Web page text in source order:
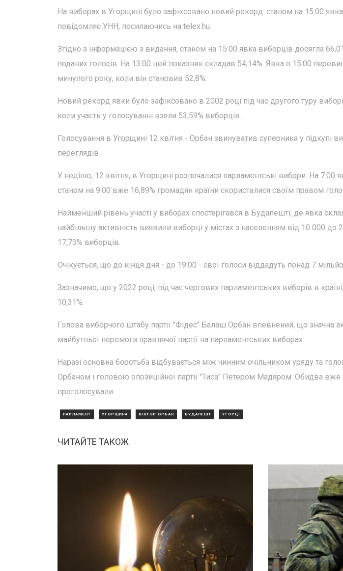
На виборах в Угорщині було зафіксовано новий рекорд: станом на 15:00
повідомляє УНН, посилаючись на telex.hu.
Згідно з інформацією з видання, станом на 15:00 явка виборців досягла
поданих голосів. На 13:00 цей показник складав 54,14%. Явка о 15:00
минулого року, коли він становив 52,8%.
Новий рекорд явки було зафіксовано в 2002 році під час другого туру
коли участь у голосуванні взяли 53,59% виборців.
Голосування в Угорщині 12 квітня - Орбан звинуватив суперника у підкупі
переглядiв
У неділю, 12 квітня, в Угорщині розпочалися парламентські вибори. На 7:00
станом на 9:00 вже 16,89% громадян країни скористалися своїм правом
Найменший рівень участі у виборах спостерігався в Будапешті, де явка
найбільшу активність виявили виборці у містах з населенням від 10 000 до
17,73% виборців.
Очікується, що до кінця дня - до 19:00 - свої голоси віддадуть понад 7
Зазначимо, що у 2022 році, під час чергових парламентських виборів в
10,31%.
Голова виборчого штабу партії "Фідес" Балаш Орбан впевнений, що значна
майбутньої перемоги правлячої партії на парламентських виборах.
Наразі основна боротьба відбувається між чинним очільником уряду та
Орбаном і головою опозиційної партії "Тиса" Петером Мадяром. Обидва вже
проголосували.
ПАРЛАМЕНТ УГОРЩИНА ВІКТОР ОРБАН БУДАПЕШТ УГОРЦІ
ЧИТАЙТЕ ТАКОЖ